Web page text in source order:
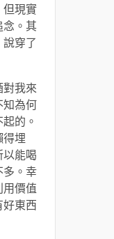
但現實
念。其
穿了
我來
知為何
的。
埋
能喝
多。幸
價值
東西